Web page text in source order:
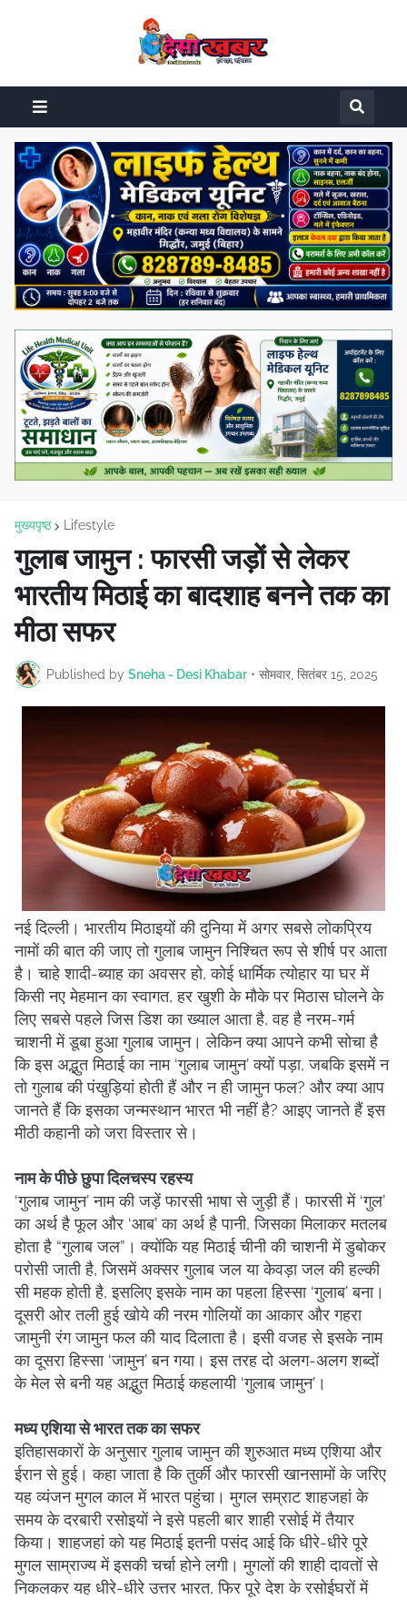
मुख्यपृष्ठ Lifestyle
गुलाब जामुन : फारसी जड़ों से लेकर
भारतीय मिठाई का बादशाह बनने तक का
मीठा सफर
Published by Sneha - Desi Khabar • सोमवार, सितंबर 15, 2025
नई दिल्ली। भारतीय मिठाइयों की दुनिया में अगर सबसे लोकप्रिय
नामों की बात की जाए तो गुलाब जामुन निश्चित रूप से शीर्ष पर आता
है। चाहे शादी-ब्याह का अवसर हो, कोई धार्मिक त्योहार या घर में
किसी नए मेहमान का स्वागत, हर खुशी के मौके पर मिठास घोलने के
लिए सबसे पहले जिस डिश का ख्याल आता है, वह है नरम-गर्म
चाशनी में डूबा हुआ गुलाब जामुन। लेकिन क्या आपने कभी सोचा है
कि इस अद्भुत मिठाई का नाम ‘गुलाब जामुन’ क्यों पड़ा, जबकि इसमें न
तो गुलाब की पंखुड़ियां होती हैं और न ही जामुन फल? और क्या आप
जानते हैं कि इसका जन्मस्थान भारत भी नहीं है? आइए जानते हैं इस
मीठी कहानी को जरा विस्तार से।
नाम के पीछे छुपा दिलचस्प रहस्य
‘गुलाब जामुन’ नाम की जड़ें फारसी भाषा से जुड़ी हैं। फारसी में ‘गुल’
का अर्थ है फूल और ‘आब’ का अर्थ है पानी, जिसका मिलाकर मतलब
होता है “गुलाब जल”। क्योंकि यह मिठाई चीनी की चाशनी में डुबोकर
परोसी जाती है, जिसमें अक्सर गुलाब जल या केवड़ा जल की हल्की
सी महक होती है, इसलिए इसके नाम का पहला हिस्सा ‘गुलाब’ बना।
दूसरी ओर तली हुई खोये की नरम गोलियों का आकार और गहरा
जामुनी रंग जामुन फल की याद दिलाता है। इसी वजह से इसके नाम
का दूसरा हिस्सा ‘जामुन’ बन गया। इस तरह दो अलग-अलग शब्दों
के मेल से बनी यह अद्भुत मिठाई कहलायी ‘गुलाब जामुन’।
मध्य एशिया से भारत तक का सफर
इतिहासकारों के अनुसार गुलाब जामुन की शुरुआत मध्य एशिया और
ईरान से हुई। कहा जाता है कि तुर्की और फारसी खानसामों के जरिए
यह व्यंजन मुगल काल में भारत पहुंचा। मुगल सम्राट शाहजहां के
समय के दरबारी रसोइयों ने इसे पहली बार शाही रसोई में तैयार
किया। शाहजहां को यह मिठाई इतनी पसंद आई कि धीरे-धीरे पूरे
मुगल साम्राज्य में इसकी चर्चा होने लगी। मुगलों की शाही दावतों से
निकलकर यह धीरे-धीरे उत्तर भारत, फिर पूरे देश के रसोईघरों में